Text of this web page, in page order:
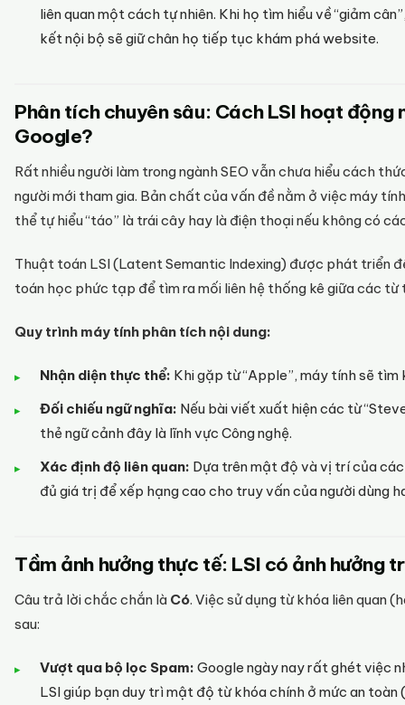
liên quan một cách tự nhiên. Khi họ tìm hiểu về “giảm
kết nội bộ sẽ giữ chân họ tiếp tục khám phá website.
Phân tích chuyên sâu: Cách LSI hoạt
Google?
Rất nhiều người làm trong ngành SEO vẫn chưa hiểu cách
người mới tham gia. Bản chất của vấn đề nằm ở việc máy
thể tự hiểu “táo” là trái cây hay là điện thoại nếu không có
Thuật toán LSI (Latent Semantic Indexing) được phát triển
toán học phức tạp để tìm ra mối liên hệ thống kê giữa các
Quy trình máy tính phân tích nội dung:
Nhận diện thực thể: Khi gặp từ “Apple”, máy tính sẽ tìm
Đối chiếu ngữ nghĩa: Nếu bài viết xuất hiện các từ
thẻ ngữ cảnh đây là lĩnh vực Công nghệ.
Xác định độ liên quan: Dựa trên mật độ và vị trí của
đủ giá trị để xếp hạng cao cho truy vấn của người dùng
Tầm ảnh hưởng thực tế: LSI có ảnh hưởng
Câu trả lời chắc chắn là Có. Việc sử dụng từ khóa liên quan
sau:
Vượt qua bộ lọc Spam: Google ngày nay rất ghét việc
LSI giúp bạn duy trì mật độ từ khóa chính ở mức an toàn